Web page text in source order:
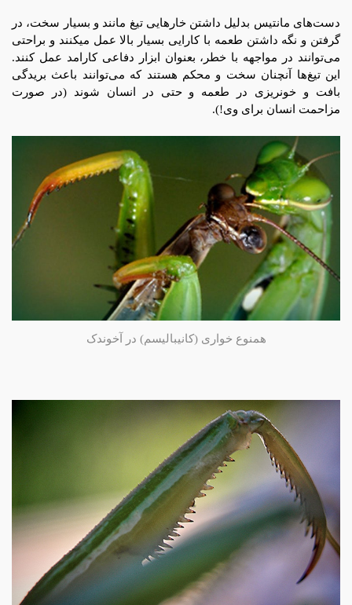
دست‌های مانتیس بدلیل داشتن خارهایی تیغ مانند و بسیار سخت، در
گرفتن و نگه داشتن طعمه با کارایی بسیار بالا عمل میکنند و براحتی
می‌توانند در مواجهه با خطر، بعنوان ابزار دفاعی کارامد عمل کنند.
این تیغ‌ها آنچنان سخت و محکم هستند که می‌توانند باعث بریدگی
بافت و خونریزی در طعمه و حتی در انسان شوند (در صورت
مزاحمت انسان برای وی!).
همنوع خواری (کانیبالیسم) در آخوندک